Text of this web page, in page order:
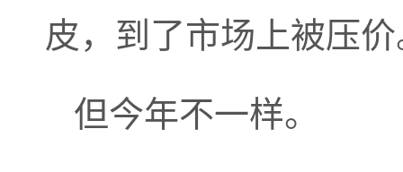
皮，到了市场上被压
但今年不一样。